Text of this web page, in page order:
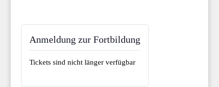
Anmeldung zur Fortbildung
Tickets sind nicht länger verfügbar